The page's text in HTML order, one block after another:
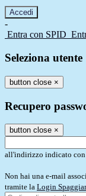
-
Entra con SPID
Seleziona utente
button close ×
Recupero
button close ×
all'indirizzo indicato con
Non hai una e-mail
tramite la Login